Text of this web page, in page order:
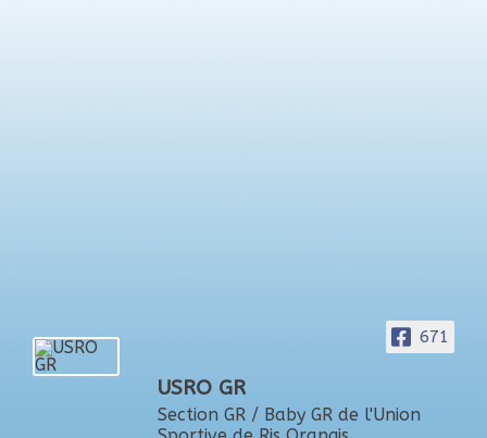
671
USRO GR
Section GR / Baby GR de l'Union